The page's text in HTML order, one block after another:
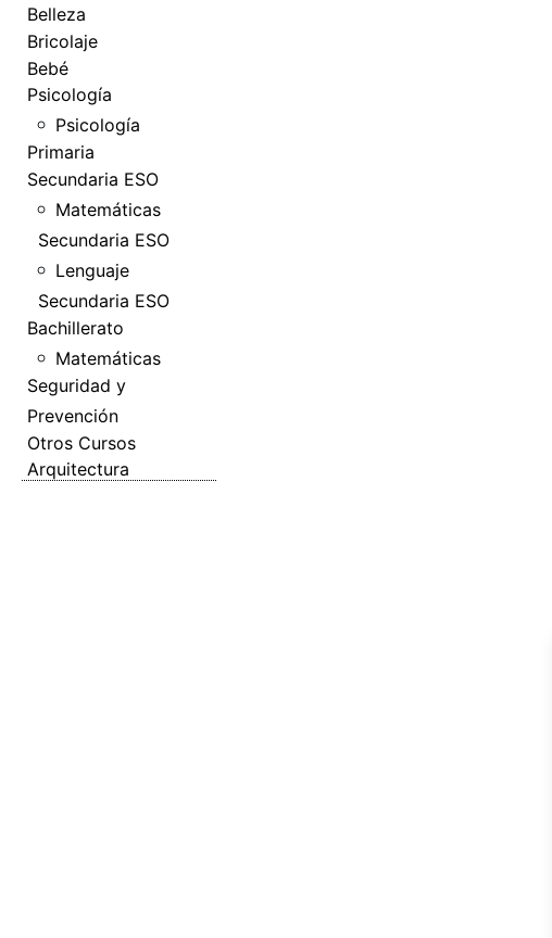
Belleza
Bricolaje
Bebé
Psicología
Psicología
Primaria
Secundaria ESO
Matemáticas
Secundaria ESO
Lenguaje
Secundaria ESO
Bachillerato
Matemáticas
Seguridad y
Prevención
Otros Cursos
Arquitectura